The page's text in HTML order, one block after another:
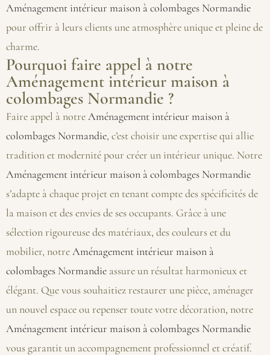
Aménagement intérieur maison à colombages Normandie
pour offrir à leurs clients une atmosphère unique et pleine de
charme.
Pourquoi faire appel à notre
Aménagement intérieur maison à
colombages Normandie ?
Faire appel à notreAménagement intérieur maison à
colombages Normandie, c’est choisir une expertise qui allie
tradition et modernité pour créer un intérieur unique. Notre
Aménagement intérieur maison à colombages Normandie
s’adapte à chaque projet en tenant compte des spécificités de
la maison et des envies de ses occupants. Grâce à une
sélection rigoureuse des matériaux, des couleurs et du
mobilier, notreAménagement intérieur maison à
colombages Normandie assure un résultat harmonieux et
élégant. Que vous souhaitiez restaurer une pièce, aménager
un nouvel espace ou repenser toute votre décoration, notre
Aménagement intérieur maison à colombages Normandie
vous garantit un accompagnement professionnel et créatif.